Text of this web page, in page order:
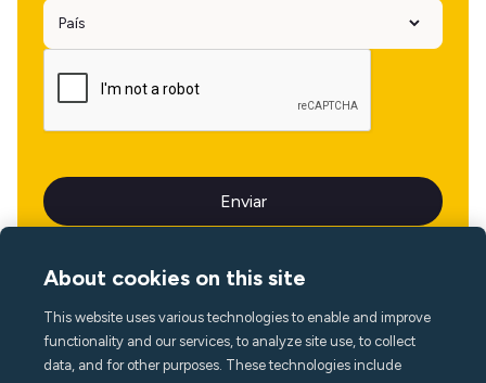
Idioma
About cookies on this site
This website uses various technologies to enable and improve
functionality and our services, to analyze site use, to collect
data, and for other purposes. These technologies include